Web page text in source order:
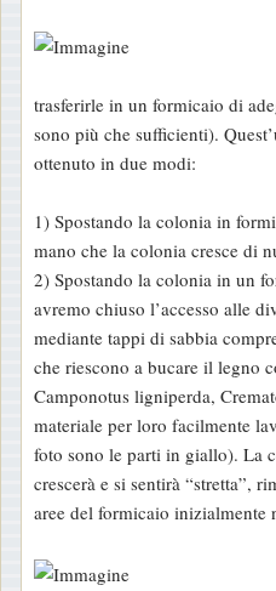
trasferirle in un formicaio di
sono più che sufficienti).
ottenuto in due modi:
1) Spostando la colonia in
mano che la colonia cresce di
2) Spostando la colonia in un
avremo chiuso l’accesso alle
mediante tappi di sabbia
che riescono a bucare il legno
Camponotus ligniperda,
materiale per loro facilmente
foto sono le parti in giallo). La
crescerà e si sentirà “stretta”,
aree del formicaio inizialmente